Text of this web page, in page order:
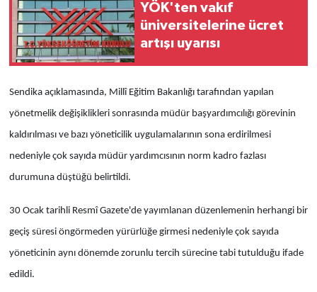
YÖK'ten vakıf
üniversitelerine ücret
artışı uyarısı
Sendika açıklamasında, Millî Eğitim Bakanlığı tarafından yapılan
yönetmelik değişiklikleri sonrasında müdür başyardımcılığı görevinin
kaldırılması ve bazı yöneticilik uygulamalarının sona erdirilmesi
nedeniyle çok sayıda müdür yardımcısının norm kadro fazlası
durumuna düştüğü belirtildi.
30 Ocak tarihli Resmî Gazete'de yayımlanan düzenlemenin herhangi bir
geçiş süresi öngörmeden yürürlüğe girmesi nedeniyle çok sayıda
yöneticinin aynı dönemde zorunlu tercih sürecine tabi tutulduğu ifade
edildi.